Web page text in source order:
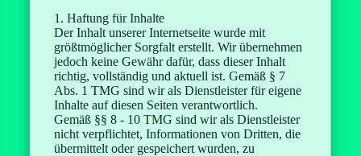
1. Haftung für Inhalte
Der Inhalt unserer Internetseite wurde mit
größtmöglicher Sorgfalt erstellt. Wir übernehmen
jedoch keine Gewähr dafür, dass dieser Inhalt
richtig, vollständig und aktuell ist. Gemäß § 7
Abs. 1 TMG sind wir als Dienstleister für eigene
Inhalte auf diesen Seiten verantwortlich.
Gemäß §§ 8 - 10 TMG sind wir als Dienstleister
nicht verpflichtet, Informationen von Dritten, die
übermittelt oder gespeichert wurden, zu